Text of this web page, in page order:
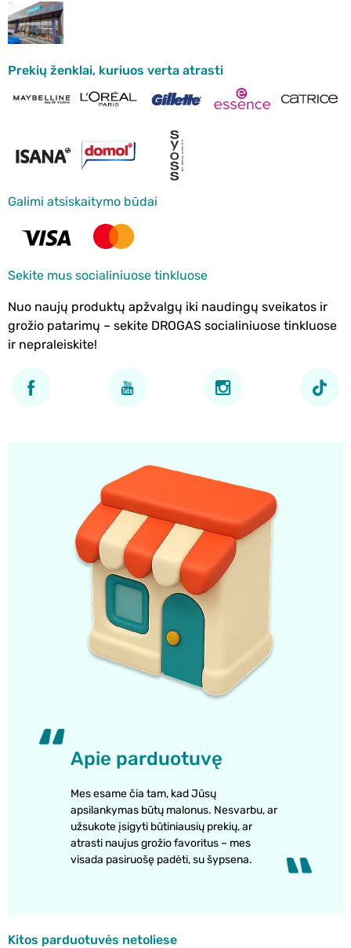
Prekių ženklai, kuriuos verta atrasti
Galimi atsiskaitymo būdai
Sekite mus socialiniuose tinkluose
Nuo naujų produktų apžvalgų iki naudingų sveikatos ir
grožio patarimų – sekite DROGAS socialiniuose tinkluose
ir nepraleiskite!
Apie parduotuvę
Mes esame čia tam, kad Jūsų
apsilankymas būtų malonus. Nesvarbu, ar
užsukote įsigyti būtiniausių prekių, ar
atrasti naujus grožio favoritus – mes
visada pasiruošę padėti, su šypsena.
Kitos parduotuvės netoliese